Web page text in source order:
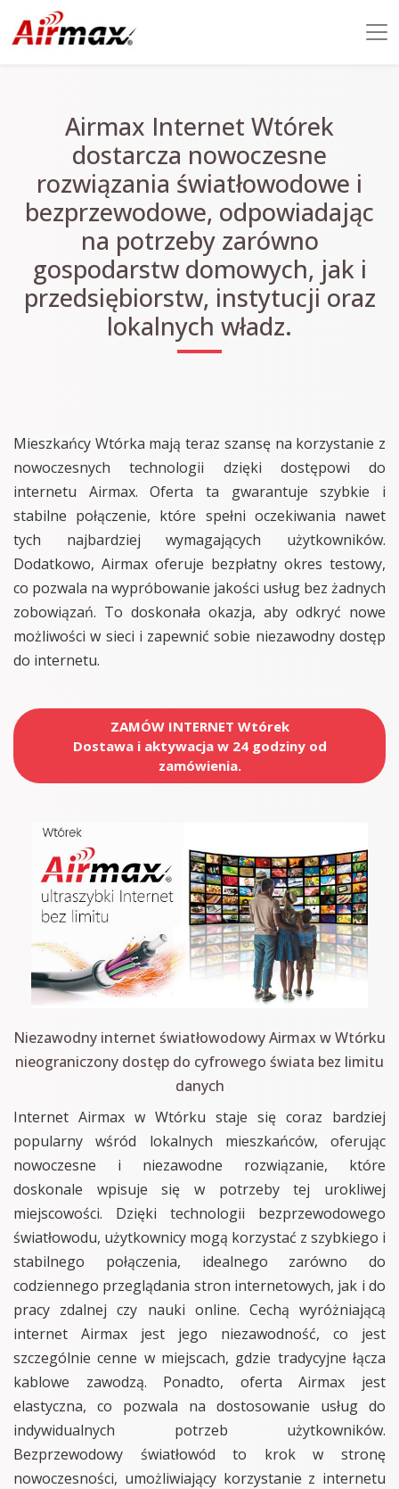
Airmax Internet Wtórek
dostarcza nowoczesne
rozwiązania światłowodowe i
bezprzewodowe, odpowiadając
na potrzeby zarówno
gospodarstw domowych, jak i
przedsiębiorstw, instytucji oraz
lokalnych władz.
Mieszkańcy Wtórka mają teraz szansę na korzystanie z
nowoczesnych technologii dzięki dostępowi do
internetu Airmax. Oferta ta gwarantuje szybkie i
stabilne połączenie, które spełni oczekiwania nawet
tych najbardziej wymagających użytkowników.
Dodatkowo, Airmax oferuje bezpłatny okres testowy,
co pozwala na wypróbowanie jakości usług bez żadnych
zobowiązań. To doskonała okazja, aby odkryć nowe
możliwości w sieci i zapewnić sobie niezawodny dostęp
do internetu.
ZAMÓW INTERNET Wtórek
Dostawa i aktywacja w 24 godziny od
zamówienia.
Niezawodny internet światłowodowy Airmax w Wtórku
nieograniczony dostęp do cyfrowego świata bez limitu
danych
Internet Airmax w Wtórku staje się coraz bardziej
popularny wśród lokalnych mieszkańców, oferując
nowoczesne i niezawodne rozwiązanie, które
doskonale wpisuje się w potrzeby tej urokliwej
miejscowości. Dzięki technologii bezprzewodowego
światłowodu, użytkownicy mogą korzystać z szybkiego i
stabilnego połączenia, idealnego zarówno do
codziennego przeglądania stron internetowych, jak i do
pracy zdalnej czy nauki online. Cechą wyróżniającą
internet Airmax jest jego niezawodność, co jest
szczególnie cenne w miejscach, gdzie tradycyjne łącza
kablowe zawodzą. Ponadto, oferta Airmax jest
elastyczna, co pozwala na dostosowanie usług do
indywidualnych potrzeb użytkowników.
Bezprzewodowy światłowód to krok w stronę
nowoczesności, umożliwiający korzystanie z internetu